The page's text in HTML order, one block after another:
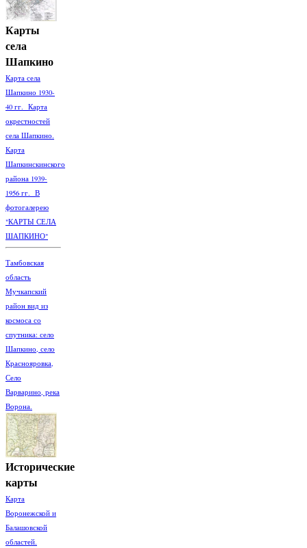
Карты
села
Шапкино
Карта села
Шапкино 1930-
40 гг. Карта
окрестностей
села Шапкино.
Карта
Шапкинскинского
района 1939-
1956 гг. В
фотогалерею
"КАРТЫ СЕЛА
ШАПКИНО"
Тамбовская
область
Мучкапский
район вид из
космоса со
спутника: село
Шапкино, село
Краснояровка,
Село
Варварино, река
Ворона.
Исторические
карты
Карта
Воронежской и
Балашовской
областей.